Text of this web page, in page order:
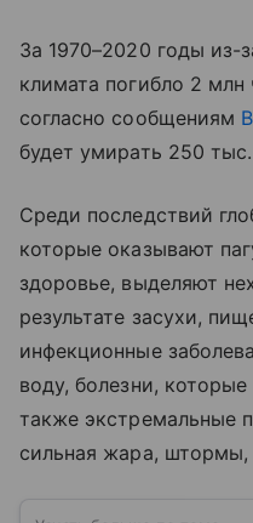
За 1970–2020 годы из-
климата погибло 2 млн
согласно сообщениям
будет умирать 250
Среди последствий
которые оказывают
здоровье, выделяют
результате засухи,
инфекционные
воду, болезни,
также экстремальные
сильная жара, штормы,